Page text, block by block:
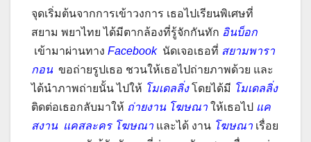
จุดเริ่มต้นจากการเข้าวงการ เธอไปเรียนพิเศษที่
สยาม พยาไทย ได้มีตากล้องที่รู้จักกันทัก อินบ็อก
เข้ามาผ่านทาง Facebookนัดเจอเธอที่ สยามพารา
กอน ขอถ่ายรูปเธอ ชวนให้เธอไปถ่ายภาพด้วย และ
ได้นำภาพถ่ายนั้น ไปให้ โมเดลลิ่งโดยได้มี โมเดลลิ่ง
ติดต่อเธอกลับมาให้ ถ่ายงาน โฆษณา ให้เธอไป แค
สงาน แคสละคร โฆษณา และได้ งาน โฆษณา เรื่อย